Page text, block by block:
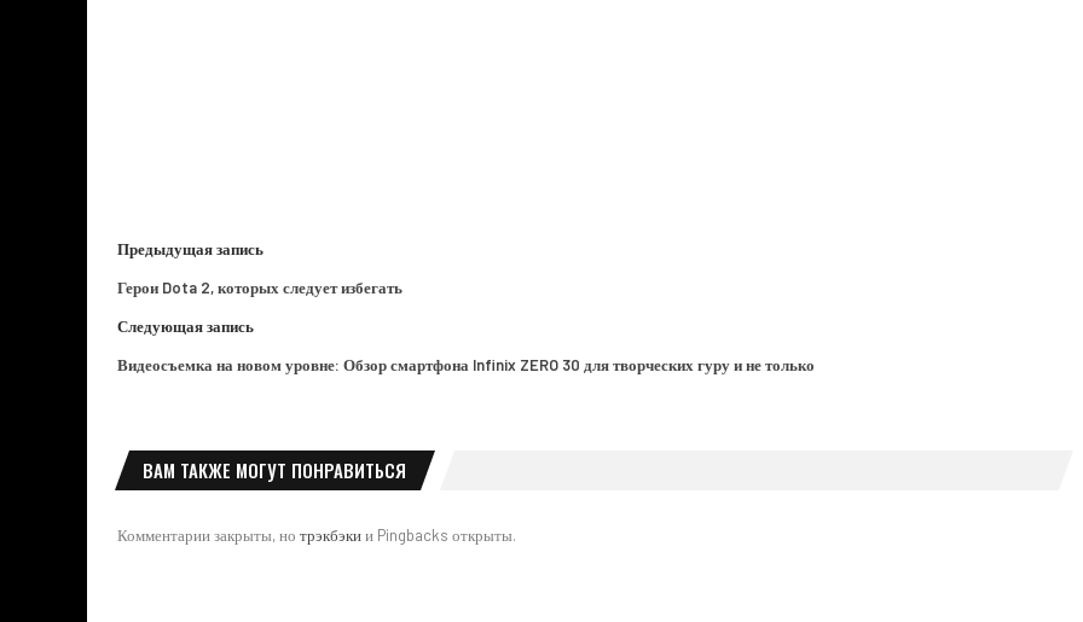
Предыдущая запись
Герои Dota 2, которых следует избегать
Следующая запись
Видеосъемка на новом уровне: Обзор смартфона Infinix ZERO 30 для творческих гуру и не только
ВАМ ТАКЖЕ МОГУТ ПОНРАВИТЬСЯ
Комментарии закрыты, но трэкбэкии Pingbacks открыты.